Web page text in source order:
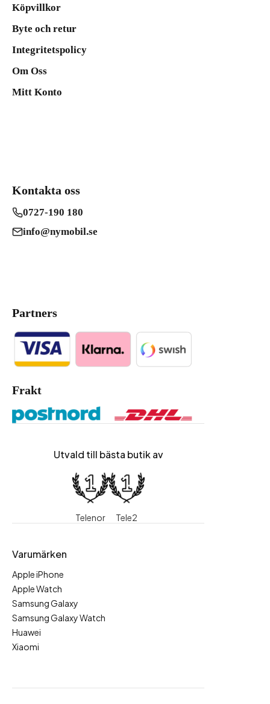
Köpvillkor
Byte och retur
Integritetspolicy
Om Oss
Mitt Konto
Kontakta oss
0727-190 180
info@nymobil.se
Partners
Frakt
Utvald till bästa butik av
Telenor Tele2
Varumärken
Apple iPhone
Apple Watch
Samsung Galaxy
Samsung Galaxy Watch
Huawei
Xiaomi